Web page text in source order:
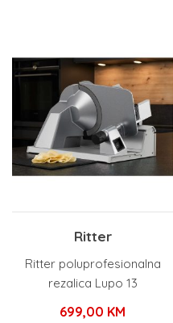
Ritter
Ritter poluprofesionalna
rezalica Lupo 13
699,00 KM